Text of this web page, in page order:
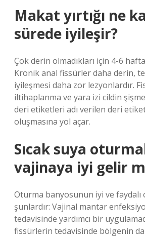
Makat yırtığı ne
sürede iyileşir?
Çok derin olmadıkları için 4-6
Kronik anal fissürler daha derin,
iyileşmesi daha zor lezyonlardır.
iltihaplanma ve yara izi cildin
deri etiketleri adı verilen deri
oluşmasına yol açar.
Sıcak suya
vajinaya iyi gelir
Oturma banyosunun iyi ve
şunlardır: Vajinal mantar
tedavisinde yardımcı bir
fissürlerin tedavisinde bölgenin